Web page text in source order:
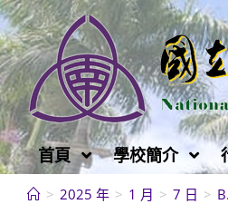
跳
轉
至
主
要
內
容
首頁 學校簡介
> 2025 年 > 1 月 > 7 日 >